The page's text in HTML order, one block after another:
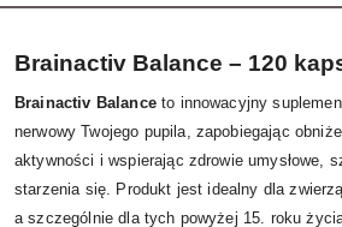
Brainactiv Balance – 120
Brainactiv Balanceto innowacyjny
nerwowy Twojego pupila, zapobiegając
aktywności i wspierając zdrowie umysłowe,
starzenia się. Produkt jest idealny dla
a szczególnie dla tych powyżej 15. roku